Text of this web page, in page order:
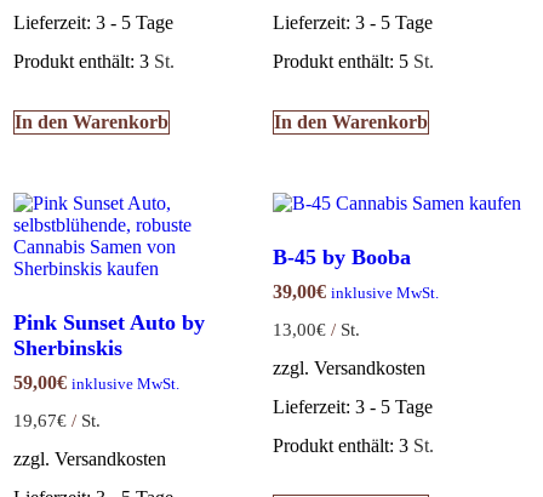
Lieferzeit:3 - 5 Tage
Produkt enthält: 3 St.
In den Warenkorb
Lieferzeit: 3 - 5 Tage
Produkt enthält: 5 St.
In den Warenkorb
Pink Sunset Auto by
Sherbinskis
59,00€ inklusive MwSt.
19,67€ / St.
zzgl. Versandkosten
B-45 by Booba
39,00€ inklusive MwSt.
13,00€/ St.
zzgl. Versandkosten
Lieferzeit: 3 - 5 Tage
Produkt enthält: 3 St.